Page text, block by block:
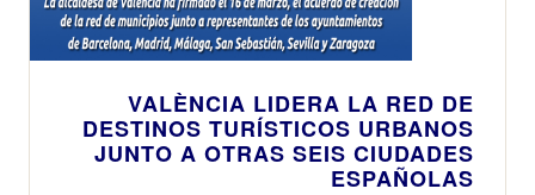
VALÈNCIA LIDERA LA RED DE
DESTINOS TURÍSTICOS URBANOS
JUNTO A OTRAS SEIS CIUDADES
ESPAÑOLAS